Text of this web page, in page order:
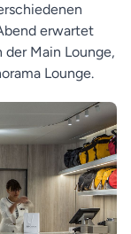
erwartet
Main Lounge,
Lounge.